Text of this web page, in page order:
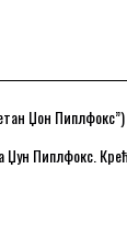
Џон Пиплфокс”)
Џун Пиплфокс.